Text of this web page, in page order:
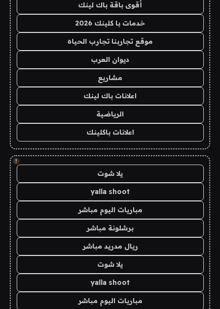
أقوى باقة باك لينك
خدمات با كلينك 2026
موقع تجاربنا تجارب الحياه
ديوان العرب
مشاريع
اعلانات باك لينك
الرياضية
اعلانات باكلينك
!
يلا شوت
yalla shoot
مباريات اليوم مباشر
برشلونة مباشر
ريال مدريد مباشر
يلا شوت
yalla shoot
مباريات اليوم مباشر